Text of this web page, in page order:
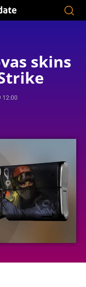
skins
12:00